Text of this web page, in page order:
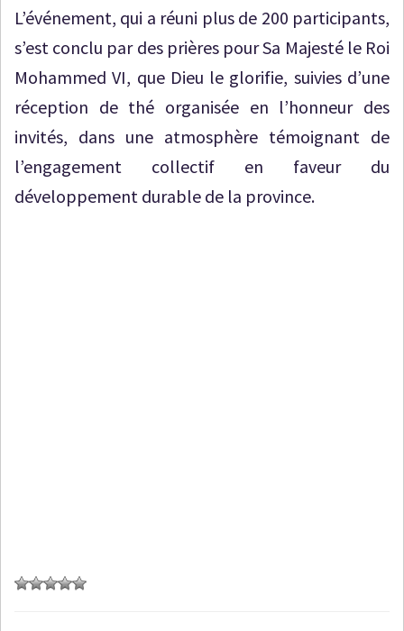
L’événement, qui a réuni plus de 200 participants,
s’est conclu par des prières pour Sa Majesté le Roi
Mohammed VI, que Dieu le glorifie, suivies d’une
réception de thé organisée en l’honneur des
invités, dans une atmosphère témoignant de
l’engagement collectif en faveur du
développement durable de la province.